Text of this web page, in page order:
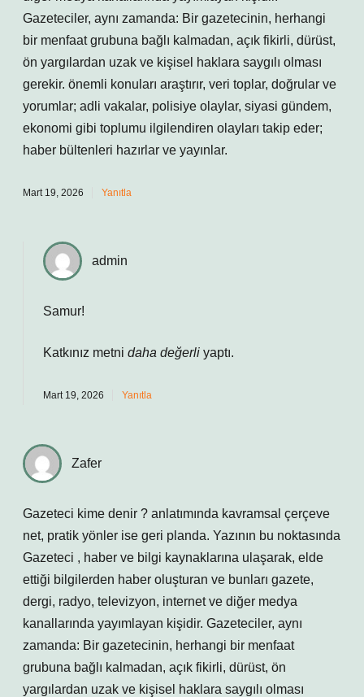
Gazeteciler, aynı zamanda: Bir gazetecinin, herhangi
bir menfaat grubuna bağlı kalmadan, açık fikirli, dürüst,
ön yargılardan uzak ve kişisel haklara saygılı olması
gerekir. önemli konuları araştırır, veri toplar, doğrular ve
yorumlar; adli vakalar, polisiye olaylar, siyasi gündem,
ekonomi gibi toplumu ilgilendiren olayları takip eder;
haber bültenleri hazırlar ve yayınlar.
Mart 19, 2026 Yanıtla
admin
Samur!
Katkınız metni daha değerli yaptı.
Mart 19, 2026 Yanıtla
Zafer
Gazeteci kime denir ? anlatımında kavramsal çerçeve
net, pratik yönler ise geri planda. Yazının bu noktasında
Gazeteci , haber ve bilgi kaynaklarına ulaşarak, elde
ettiği bilgilerden haber oluşturan ve bunları gazete,
dergi, radyo, televizyon, internet ve diğer medya
kanallarında yayımlayan kişidir. Gazeteciler, aynı
zamanda: Bir gazetecinin, herhangi bir menfaat
grubuna bağlı kalmadan, açık fikirli, dürüst, ön
yargılardan uzak ve kişisel haklara saygılı olması